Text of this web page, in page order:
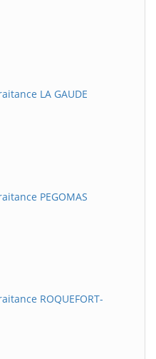
LA GAUDE
PEGOMAS
ROQUEFORT-